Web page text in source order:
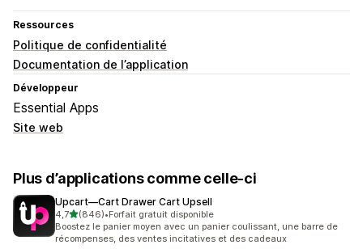
Ressources
Politique de confidentialité
Documentation de l’application
Développeur
Essential Apps
Site web
Plus d’applications comme celle-ci
Upcart—Cart Drawer Cart Upsell
4,7étoile(s) sur 5
(846)
846 avis au total
•Forfait gratuit disponible
Boostez le panier moyen avec un panier coulissant, une barre de
récompenses, des ventes incitatives et des cadeaux